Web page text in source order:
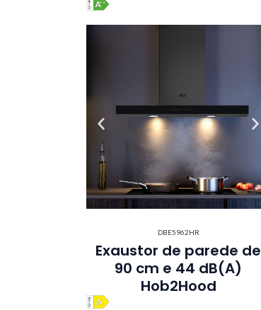
DBE5962HR
Exaustor de parede de
90 cm e 44 dB(A)
Hob2Hood